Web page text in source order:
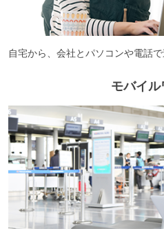
自宅から、会社とパソコンや電話
モバイル